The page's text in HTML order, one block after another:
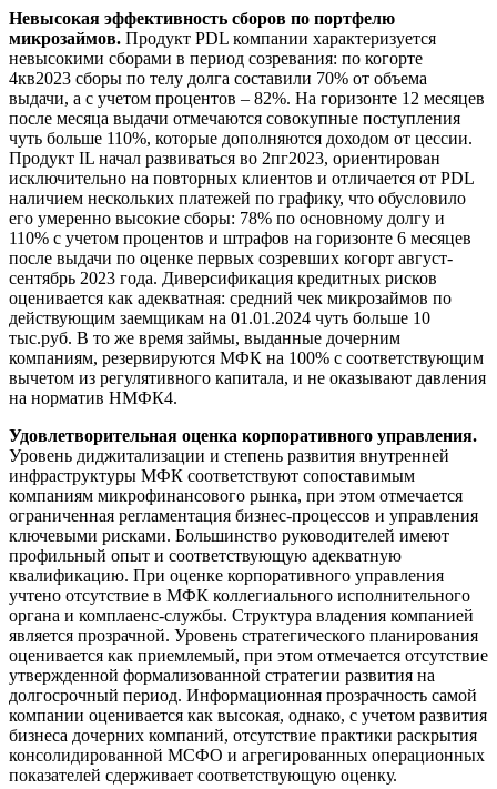
Невысокая эффективность сборов по портфелю
микрозаймов. Продукт PDL компании характеризуется
невысокими сборами в период созревания: по когорте
4кв2023 сборы по телу долга составили 70% от объема
выдачи, а с учетом процентов – 82%. На горизонте 12 месяцев
после месяца выдачи отмечаются совокупные поступления
чуть больше 110%, которые дополняются доходом от цессии.
Продукт IL начал развиваться во 2пг2023, ориентирован
исключительно на повторных клиентов и отличается от PDL
наличием нескольких платежей по графику, что обусловило
его умеренно высокие сборы: 78% по основному долгу и
110% с учетом процентов и штрафов на горизонте 6 месяцев
после выдачи по оценке первых созревших когорт август-
сентябрь 2023 года. Диверсификация кредитных рисков
оценивается как адекватная: средний чек микрозаймов по
действующим заемщикам на 01.01.2024 чуть больше 10
тыс.руб. В то же время займы, выданные дочерним
компаниям, резервируются МФК на 100% с соответствующим
вычетом из регулятивного капитала, и не оказывают давления
на норматив НМФК4.
Удовлетворительная оценка корпоративного управления.
Уровень диджитализации и степень развития внутренней
инфраструктуры МФК соответствуют сопоставимым
компаниям микрофинансового рынка, при этом отмечается
ограниченная регламентация бизнес-процессов и управления
ключевыми рисками. Большинство руководителей имеют
профильный опыт и соответствующую адекватную
квалификацию. При оценке корпоративного управления
учтено отсутствие в МФК коллегиального исполнительного
органа и комплаенс-службы. Структура владения компанией
является прозрачной. Уровень стратегического планирования
оценивается как приемлемый, при этом отмечается отсутствие
утвержденной формализованной стратегии развития на
долгосрочный период. Информационная прозрачность самой
компании оценивается как высокая, однако, с учетом развития
бизнеса дочерних компаний, отсутствие практики раскрытия
консолидированной МСФО и агрегированных операционных
показателей сдерживает соответствующую оценку.